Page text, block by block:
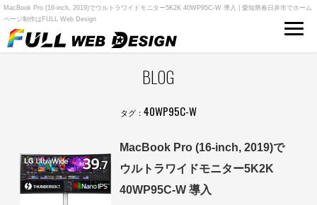
MacBook Pro (16-inch, 2019)でウルトラワイドモニター5K2K 40WP95C-W 導入 | 愛知県春日井市でホーム
ページ制作はFULL Web Design
BLOG
タグ： 40WP95C-W
MacBook Pro (16-inch, 2019)で
ウルトラワイドモニター5K2K
40WP95C-W 導入